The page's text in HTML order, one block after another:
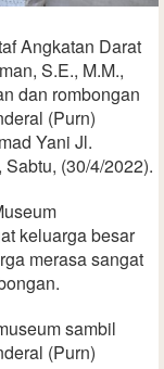
Angkatan Darat
S.E., M.M.,
dan rombongan
(Purn)
Yani Jl.
(30/4/2022).
keluarga besar
merasa sangat
sambil
(Purn)